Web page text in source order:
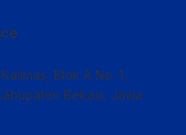
Blok A No. 1,
Bekasi, Jawa